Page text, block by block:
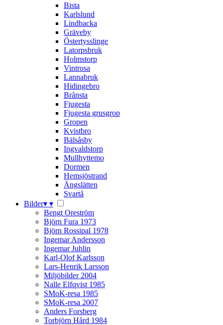
Bista
Karlslund
Lindbacka
Gräveby
Östertysslinge
Latorpsbruk
Holmstorp
Vintrosa
Lannabruk
Hidingebro
Brånsta
Fjugesta
Fjugesta grusgrop
Gropen
Kvistbro
Bälsåsby
Ingvaldstorp
Mullhyttemo
Dormen
Hemsjöstrand
Ängslätten
Svartå
Bilder▾ ▾
Bengt Oreström
Björn Fura 1973
Björn Rossipal 1978
Ingemar Andersson
Ingemar Juhlin
Karl-Olof Karlsson
Lars-Henrik Larsson
Miljöbilder 2004
Nalle Elfqvist 1985
SMoK-resa 1985
SMoK-resa 2007
Anders Forsberg
Torbjörn Hård 1984